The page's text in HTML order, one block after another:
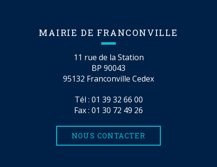
MAIRIE DE FRANCONVILLE
11 rue de la Station
BP 90043
95132 Franconville Cedex
Tél : 01 39 32 66 00
Fax : 01 30 72 49 26
NOUS CONTACTER